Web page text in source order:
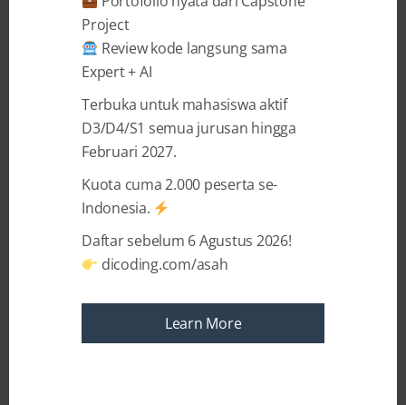
Beralih dari jam kerja kantoran
menawarkan kebebasan yang menggiurkan.
Project
Review kode langsung sama
Expert + AI
Terbuka untuk mahasiswa aktif
D3/D4/S1 semua jurusan hingga
Februari 2027.
Kuota cuma 2.000 peserta se-
Indonesia.
Daftar sebelum 6 Agustus 2026!
dicoding.com/asah
Learn More